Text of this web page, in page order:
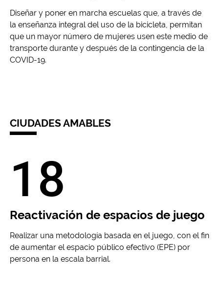
Diseñar y poner en marcha escuelas que, a través de
la enseñanza integral del uso de la bicicleta, permitan
que un mayor número de mujeres usen este medio de
transporte durante y después de la contingencia de la
COVID-19.
CIUDADES AMABLES
18
Reactivación de espacios de juego
Realizar una metodología basada en el juego, con el fin
de aumentar el espacio público efectivo (EPE) por
persona en la escala barrial.